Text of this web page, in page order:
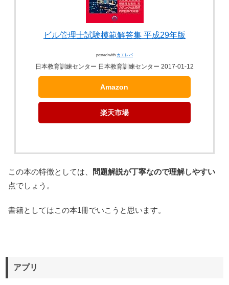
ビル管理士試験模範解答集 平成29年版
posted with カエレバ
日本教育訓練センター 日本教育訓練センター 2017-01-12
Amazon
楽天市場
この本の特徴としては、
問題解説が丁寧なので理解しやすい
点でしょう。
書籍としてはこの本1冊でいこうと思います。
アプリ